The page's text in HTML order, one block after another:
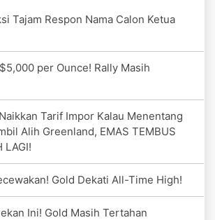
Tajam Respon Nama Calon Ketua
per Ounce! Rally Masih
Tarif Impor Kalau Menentang
Alih Greenland, EMAS TEMBUS
LAGI!
Gold Dekati All-Time High!
Ini! Gold Masih Tertahan